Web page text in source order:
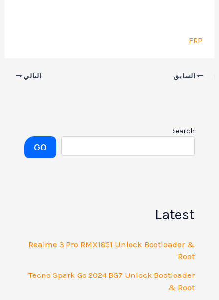
FRP
السابق التالي
Search
GO
Latest
Realme 3 Pro RMX1851 Unlock Bootloader &
Root
Tecno Spark Go 2024 BG7 Unlock Bootloader
& Root